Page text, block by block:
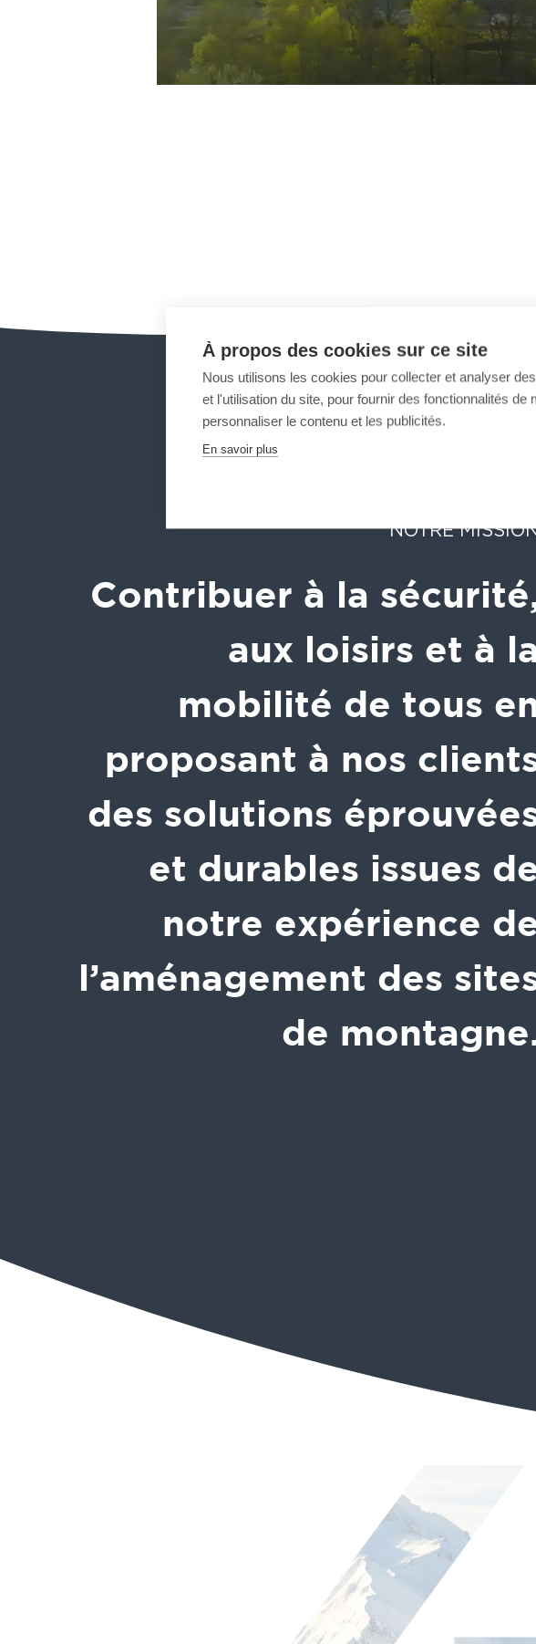
NOTRE
Contribuer à la
aux loisirs et à
mobilité de tous
proposant à nos
des solutions
et durables issues
notre expérience
l’aménagement des
de
À propos des cookies sur ce site
Nous utilisons les cookies pour collecter et analyser
et l'utilisation du site, pour fournir des fonctionnalités
personnaliser le contenu et les publicités.
En savoir plus